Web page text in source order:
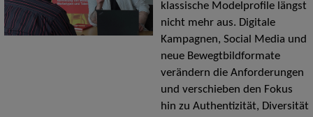
klassische Modelprofile längst
nicht mehr aus. Digitale
Kampagnen, Social Media und
neue Bewegtbildformate
verändern die Anforderungen
und verschieben den Fokus
hin zu Authentizität, Diversität